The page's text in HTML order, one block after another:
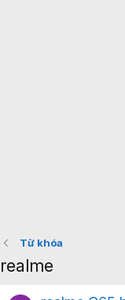
Từ khóa
realme